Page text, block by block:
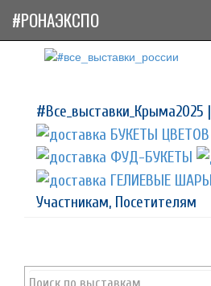
#Все_выставки_Крыма2025 |
Участникам, Посетителям
#РОНАЭКСПО